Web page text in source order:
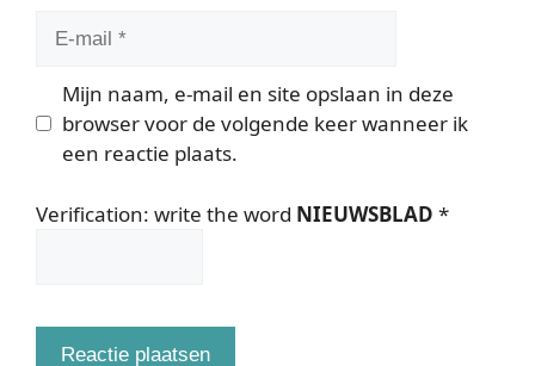
Mijn naam, e-mail en site opslaan in deze
browser voor de volgende keer wanneer ik
een reactie plaats.
Verification: write the word NIEUWSBLAD *